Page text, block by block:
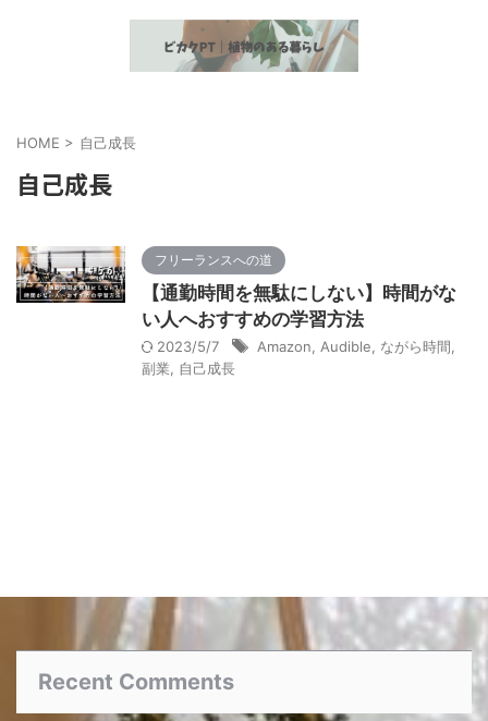
HOME > 自己成長
自己成長
フリーランスへの道
【通勤時間を無駄にしない】時間がな
い人へおすすめの学習方法
2023/5/7 Amazon Audible ながら時間
副業
自己成長
Recent Comments